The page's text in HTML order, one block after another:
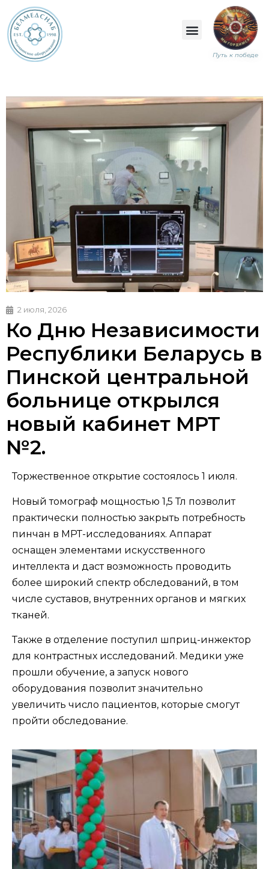
Путь к победе
2 июля, 2026
Ко Дню Независимости
Республики Беларусь в
Пинской центральной
больнице открылся
новый кабинет МРТ
№2.
Торжественное открытие состоялось 1 июля.
Новый томограф мощностью 1,5 Тл позволит
практически полностью закрыть потребность
пинчан в МРТ-исследованиях. Аппарат
оснащен элементами искусственного
интеллекта и даст возможность проводить
более широкий спектр обследований, в том
числе суставов, внутренних органов и мягких
тканей.
Также в отделение поступил шприц-инжектор
для контрастных исследований. Медики уже
прошли обучение, а запуск нового
оборудования позволит значительно
увеличить число пациентов, которые смогут
пройти обследование.